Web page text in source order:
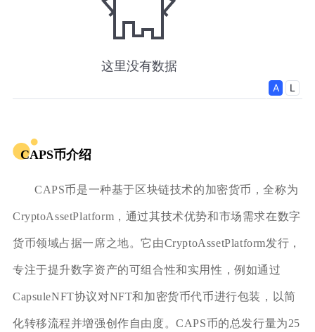
CAPS币介绍
CAPS币是一种基于区块链技术的加密货币，全称为
CryptoAssetPlatform，通过其技术优势和市场需求在数字
货币领域占据一席之地。它由CryptoAssetPlatform发行，
专注于提升数字资产的可组合性和实用性，例如通过
CapsuleNFT协议对NFT和加密货币代币进行包装，以简
化转移流程并增强创作自由度。CAPS币的总发行量为25